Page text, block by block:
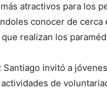
atractivos para los
conocer de
realizan los
Santiago invitó a
de